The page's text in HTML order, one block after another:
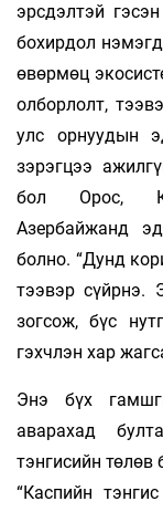
эрсдэлтэй
бохирдол
өвөрмөц
олборлолт,
улс орнуудын
зэрэгцээ
бол Орос,
Азербайжанд
болно. “Дунд
тээвэр сүйрнэ.
зогсож, бүс
гэхчлэн хар
Энэ бүх
аварахад
тэнгисийн
“Каспийн